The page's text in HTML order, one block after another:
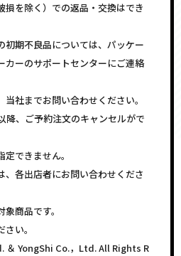
損を除く）での返品・交換はでき
期不良品については、パッケー
カーのサポートセンターにご連絡
社までお問い合わせください。
、ご予約注文のキャンセルがで
できません。
、各出店者にお問い合わせくださ
商品です。
い。
＆ YongShi Co.，Ltd. All Rights R